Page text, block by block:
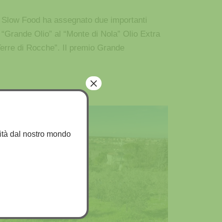
Food ha assegnato due importanti
Olio” al “Monte di Nola” Olio Extra
di Rocche”. Il premio Grande
dal nostro mondo
×